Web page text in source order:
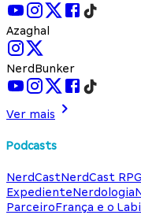
Azaghal
NerdBunker
Ver mais
Podcasts
NerdCastNerdCast RPG
ExpedienteNerdologia
ParceiroFrança e o